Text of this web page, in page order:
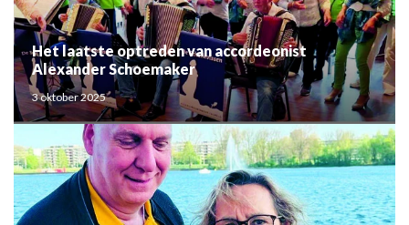
Het laatste optreden van accordeonist
Alexander Schoemaker
3 oktober 2025